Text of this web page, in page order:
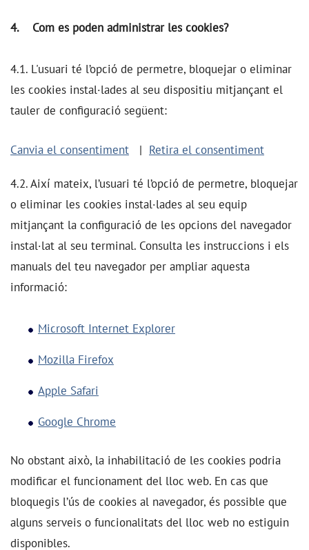
4. Com es poden administrar les cookies?
4.1. L'usuari té l’opció de permetre, bloquejar o eliminar
les cookies instal·lades al seu dispositiu mitjançant el
tauler de configuració següent:
Canvia el consentiment | Retira el consentiment
4.2. Així mateix, l’usuari té l’opció de permetre, bloquejar
o eliminar les cookies instal·lades al seu equip
mitjançant la configuració de les opcions del navegador
instal·lat al seu terminal. Consulta les instruccions i els
manuals del teu navegador per ampliar aquesta
informació:
Microsoft Internet Explorer
Mozilla Firefox
Apple Safari
Google Chrome
No obstant això, la inhabilitació de les cookies podria
modificar el funcionament del lloc web. En cas que
bloquegis l’ús de cookies al navegador, és possible que
alguns serveis o funcionalitats del lloc web no estiguin
disponibles.